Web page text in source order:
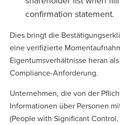
confirmation statement.
Dies bringt die
eine verifizierte
Eigentumsverhältnisse heran
Compliance-Anforderung.
Unternehmen, die von der
Informationen über Personen
(People with Significant